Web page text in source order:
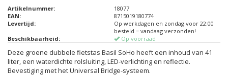
Artikelnummer:
18077
EAN:
8715019180774
Levertijd:
Op werkdagen en zondag voor 22:00
besteld = vandaag verzonden!
Beschikbaarheid:
Op voorraad
Deze groene dubbele fietstas Basil SoHo heeft een inhoud van 41
liter, een waterdichte rolsluiting, LED-verlichting en reflectie.
Bevestiging met het Universal Bridge-systeem.